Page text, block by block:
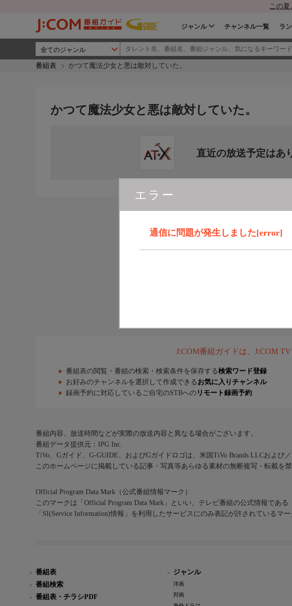
この
ジャンル チャンネル一覧 ラ
番組表 かつて魔法少女と悪は敵対していた。
エラー
通信に問題が発生しました[error]
かつて魔法少女と悪は敵対していた。
直近の放送予定はあ
J:COM番組ガイドは、J:COM
番組表の閲覧・番組の検索・検索条件を保存する検索ワード登録
お好みのチャンネルを選択して作成できる お気に入りチャンネル
録画予約に対応しているご自宅のSTBへの リモート録画予約
番組内容、放送時間などが実際の放送内容と異なる場合がございます。
番組データ提供元：IPG Inc.
TiVo、Gガイド、G-GUIDE、およびGガイドロゴは、米国TiVo Brands LLCおよび
このホームページに掲載している記事・写真等あらゆる素材の無断複写・転載を禁
Official Program Data Mark（公式番組情報マーク）
このマークは「Official Program Data Mark」といい、テレビ番組の公式情報である
「SI(Service Information)情報」を利用したサービスにのみ表記が許されているマー
番組表
番組検索
番組表・チラシPDF
ジャンル
洋画
邦画